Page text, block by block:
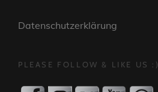
Datenschutzerklärung
PLEASE FOLLOW & LIKE US :)